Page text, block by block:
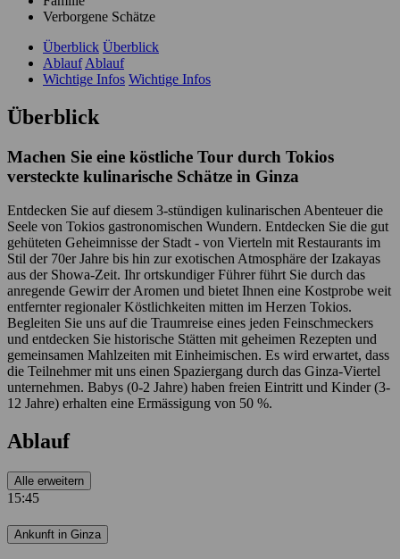
Verborgene Schätze
Überblick Überblick
Ablauf Ablauf
Wichtige Infos Wichtige Infos
Überblick
Machen Sie eine köstliche Tour durch Tokios
versteckte kulinarische Schätze in Ginza
Entdecken Sie auf diesem 3-stündigen kulinarischen Abenteuer die
Seele von Tokios gastronomischen Wundern. Entdecken Sie die gut
gehüteten Geheimnisse der Stadt - von Vierteln mit Restaurants im
Stil der 70er Jahre bis hin zur exotischen Atmosphäre der Izakayas
aus der Showa-Zeit. Ihr ortskundiger Führer führt Sie durch das
anregende Gewirr der Aromen und bietet Ihnen eine Kostprobe weit
entfernter regionaler Köstlichkeiten mitten im Herzen Tokios.
Begleiten Sie uns auf die Traumreise eines jeden Feinschmeckers
und entdecken Sie historische Stätten mit geheimen Rezepten und
gemeinsamen Mahlzeiten mit Einheimischen. Es wird erwartet, dass
die Teilnehmer mit uns einen Spaziergang durch das Ginza-Viertel
unternehmen. Babys (0-2 Jahre) haben freien Eintritt und Kinder (3-
12 Jahre) erhalten eine Ermässigung von 50 %.
Ablauf
Alle erweitern
15:45
Ankunft in Ginza